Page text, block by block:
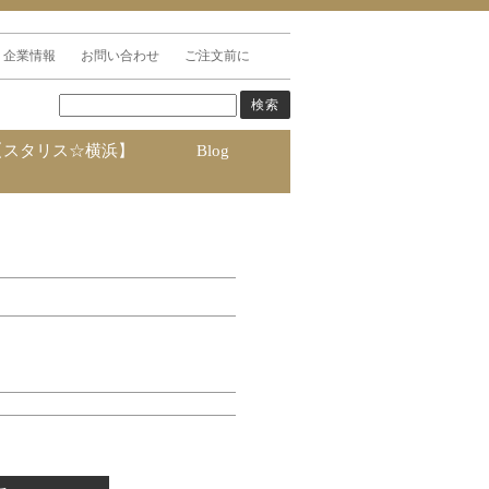
企業情報 お問い合わせ ご注文前に
タリス☆横浜】 Blog